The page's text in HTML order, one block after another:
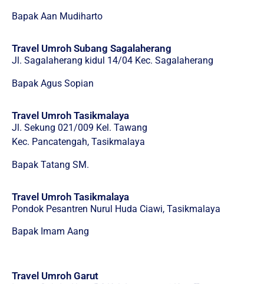
Bapak Aan Mudiharto
Travel Umroh Subang Sagalaherang
Jl. Sagalaherang kidul 14/04 Kec. Sagalaherang
Bapak Agus Sopian
Travel Umroh Tasikmalaya
Jl. Sekung 021/009 Kel. Tawang
Kec. Pancatengah, Tasikmalaya
Bapak Tatang SM.
Travel Umroh Tasikmalaya
Pondok Pesantren Nurul Huda Ciawi, Tasikmalaya
Bapak Imam Aang
Travel Umroh Garut